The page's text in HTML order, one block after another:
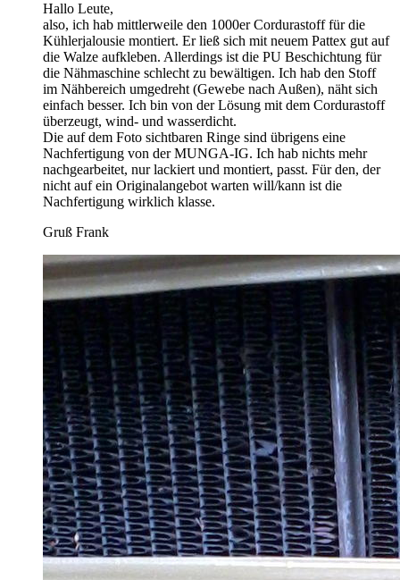
Hallo Leute,
also, ich hab mittlerweile den 1000er Cordurastoff für die
Kühlerjalousie montiert. Er ließ sich mit neuem Pattex gut auf
die Walze aufkleben. Allerdings ist die PU Beschichtung für
die Nähmaschine schlecht zu bewältigen. Ich hab den Stoff
im Nähbereich umgedreht (Gewebe nach Außen), näht sich
einfach besser. Ich bin von der Lösung mit dem Cordurastoff
überzeugt, wind- und wasserdicht.
Die auf dem Foto sichtbaren Ringe sind übrigens eine
Nachfertigung von der MUNGA-IG. Ich hab nichts mehr
nachgearbeitet, nur lackiert und montiert, passt. Für den, der
nicht auf ein Originalangebot warten will/kann ist die
Nachfertigung wirklich klasse.
Gruß Frank